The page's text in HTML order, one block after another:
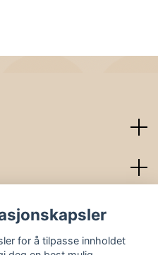
for å tilpasse innholdet